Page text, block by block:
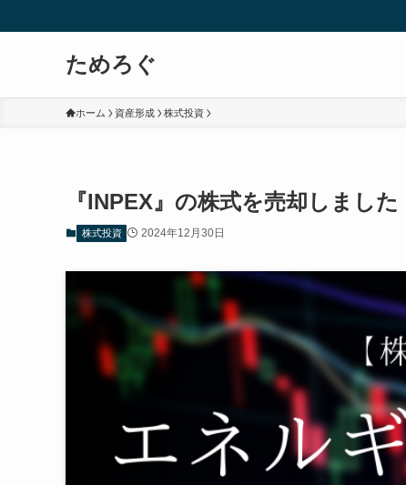
ためろぐ
ホーム 資産形成 株式投資
『INPEX』の株式を売却しまし
株式投資 2024年12月30日